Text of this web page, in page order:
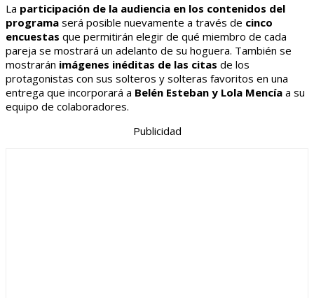
La participación de la audiencia en los contenidos del
programa será posible nuevamente a través de cinco
encuestas que permitirán elegir de qué miembro de cada
pareja se mostrará un adelanto de su hoguera. También se
mostrarán imágenes inéditas de las citas de los
protagonistas con sus solteros y solteras favoritos en una
entrega que incorporará a Belén Esteban y Lola Mencía a su
equipo de colaboradores.
Publicidad